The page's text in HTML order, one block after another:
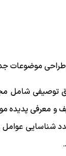
طراحی موضوعات
توصیفی شامل
و معرفی پدیده
شناسایی عوامل